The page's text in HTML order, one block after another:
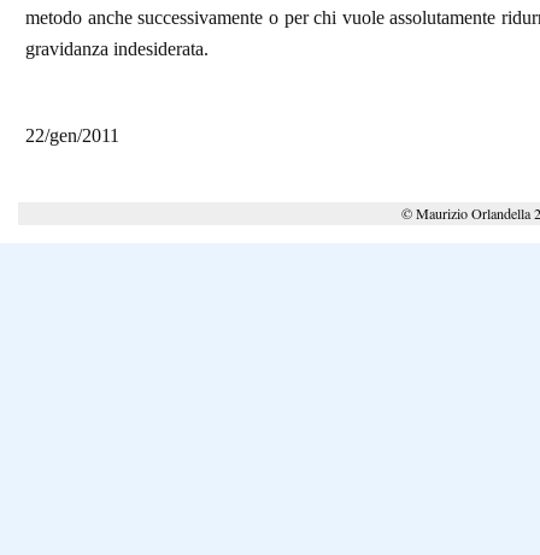
metodo anche successivamente o per chi vuole assolutamente
gravidanza indesiderata.
22/gen/2011
© Maurizio Orlandella